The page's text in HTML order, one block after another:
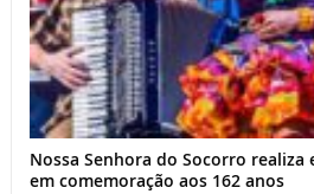
Nossa Senhora do Socorro
em comemoração aos 162 anos